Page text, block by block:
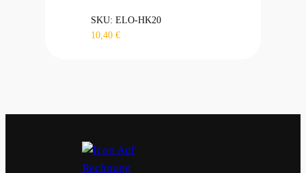
SKU: ELO-HK20
10,40€